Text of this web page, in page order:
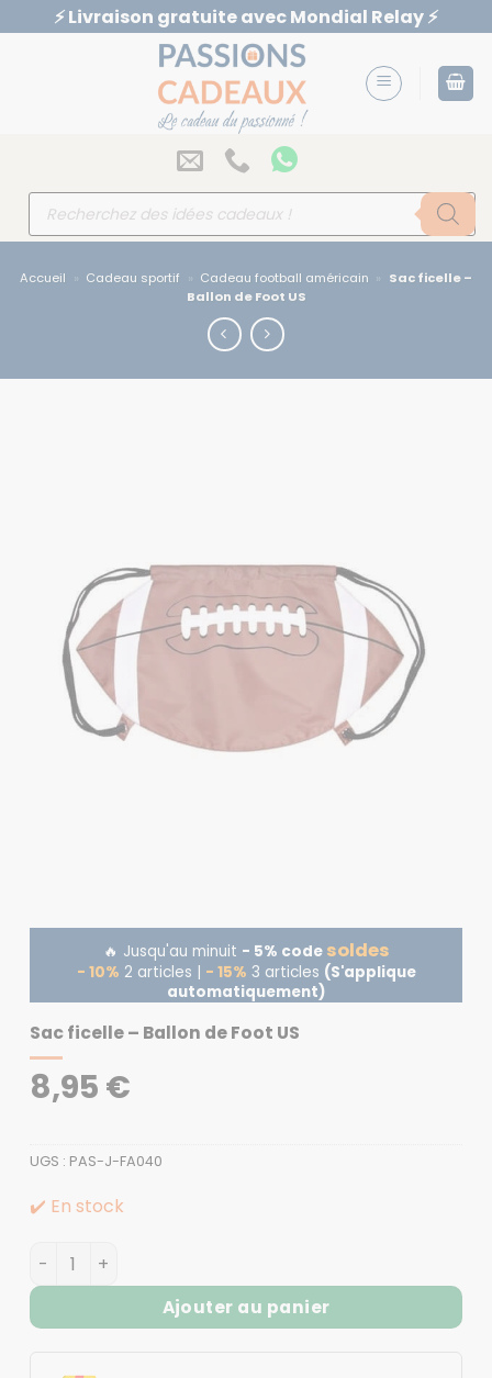
Passer
au
⚡️ Livraison gratuite avec Mondial Relay ⚡️
Recherche
Accueil » Cadeau sportif » Cadeau football américain » Sac ficelle –
Ballon de Foot US
🔥 Jusqu'au minuit - 5% code soldes
- 10% 2 articles | - 15% 3 articles (S'applique
automatiquement)
Sac ficelle – Ballon de Foot US
8,95 €
UGS : PAS-J-FA040
✔️ En stock
quantité de Sac ficelle - Ballon de Foot US
Ajouter au panier